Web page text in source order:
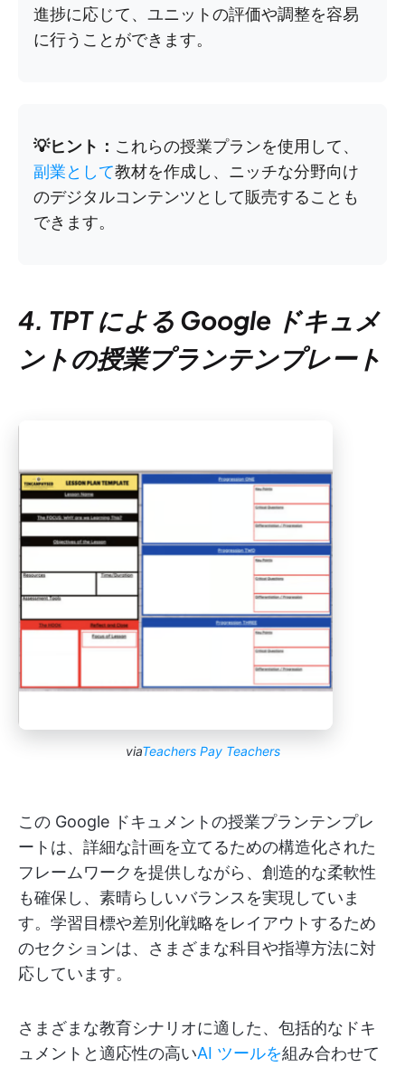
進捗に応じて、ユニットの評価や調整を容易
に行うことができます。
💡ヒント： これらの授業プランを使用して、
副業として教材を作成し、ニッチな分野向け
のデジタルコンテンツとして販売することも
できます。
4. TPT による Google ドキュメ
ントの授業プランテンプレート
viaTeachers Pay Teachers
この Google ドキュメントの授業プランテンプレ
ートは、詳細な計画を立てるための構造化された
フレームワークを提供しながら、創造的な柔軟性
も確保し、素晴らしいバランスを実現していま
す。学習目標や差別化戦略をレイアウトするため
のセクションは、さまざまな科目や指導方法に対
応しています。
さまざまな教育シナリオに適した、包括的なドキ
ュメントと適応性の高いAI ツールを組み合わせて